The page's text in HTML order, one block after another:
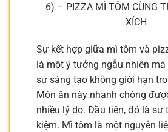
6) – PIZZA MÌ TÔM CÙNG
XÍCH
Sự kết hợp giữa mì tôm và
là một ý tưởng ngẫu nhiên
sự sáng tạo không giới hạn
Món ăn này nhanh chóng
nhiều lý do. Đầu tiên, đó là sự
kiệm. Mì tôm là một nguyên